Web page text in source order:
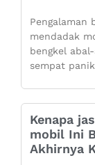
Pengalaman
mendadak
bengkel
sempat
Kenapa
mobil Ini
Akhirnya